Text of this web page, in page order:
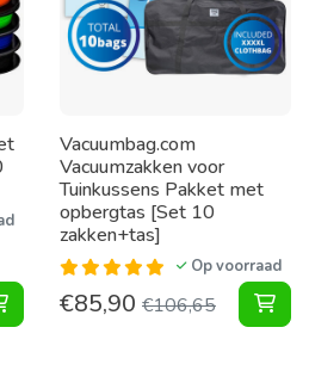
Vacuumzakken Pakket XL voor
Vacuumbag.com
Vacuumzakken voor
Tuinkussens Pakket met
opbergtas [Set 10
zakken+tas]
Op voorraad
€85,90 €106,65